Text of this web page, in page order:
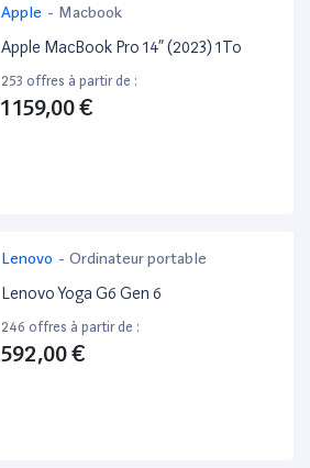
Apple - Macbook
Apple MacBook Pro 14” (2023) 1To
253 offres à partir de :
1 159,00 €
Lenovo - Ordinateur portable
Lenovo Yoga G6 Gen 6
246 offres à partir de :
592,00 €